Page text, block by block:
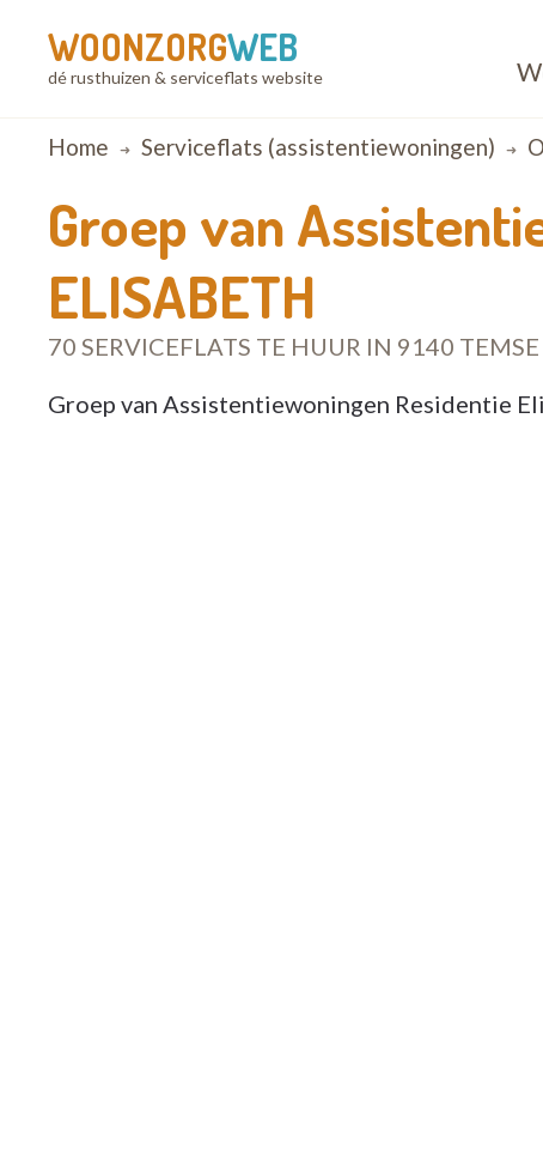
WOONZORGWEB
dé rusthuizen & serviceflats website
Breadcrumb
Home Serviceflats (assistentiewoningen)
Groep van
ELISABETH
70 SERVICEFLATS TE HUUR IN 9140 TEMSE
Groep van Assistentiewoningen Residentie